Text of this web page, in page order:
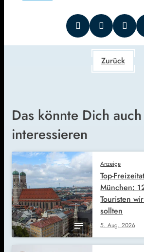
Zurück
Das könnte Dich auch
interessieren
Anzeige
5. Aug. 2026
Top-
München:
Touristen
sollten